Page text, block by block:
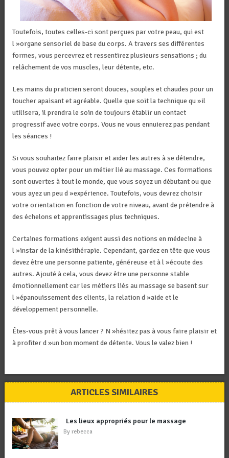
Toutefois, toutes celles-ci sont perçues par votre peau, qui est
l »organe sensoriel de base du corps. A travers ses différentes
formes, vous percevrez et ressentirez plusieurs sensations ; du
relâchement de vos muscles, leur détente, etc.
Les mains du praticien seront douces, souples et chaudes pour un
toucher apaisant et agréable. Quelle que soit la technique qu »il
utilisera, il prendra le soin de toujours établir un contact
progressif avec votre corps. Vous ne vous ennuierez pas pendant
les séances !
Si vous souhaitez faire plaisir et aider les autres à se détendre,
vous pouvez opter pour un métier lié au massage. Ces formations
sont ouvertes à tout le monde, que vous soyez un débutant ou que
vous ayez un peu d »expérience. Toutefois, vous devrez choisir
votre orientation en fonction de votre niveau, avant de prétendre à
des échelons et apprentissages plus techniques.
Certaines formations exigent aussi des notions en médecine à
l »instar de la kinésithérapie. Cependant, gardez en tête que vous
devez être une personne patiente, généreuse et à l »écoute des
autres. Ajouté à cela, vous devez être une personne stable
émotionnellement car les métiers liés au massage se basent sur
l »épanouissement des clients, la relation d »aide et le
développement personnelle.
Êtes-vous prêt à vous lancer ? N »hésitez pas à vous faire plaisir et
à profiter d »un bon moment de détente. Vous le valez bien !
ARTICLES SIMILAIRES
Les lieux appropriés pour le massage
By rebecca